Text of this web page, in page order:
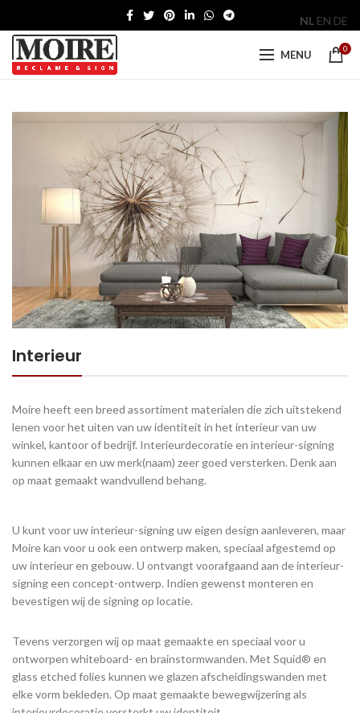
MENU 0
Interieur
Moire heeft een breed assortiment materialen die zich uitstekend
lenen voor het uiten van uw identiteit in het interieur van uw
winkel, kantoor of bedrijf. Interieurdecoratie en interieur-signing
kunnen elkaar en uw merk(naam) zeer goed versterken. Denk aan
op maat gemaakt wandvullend behang.
U kunt voor uw interieur-signing uw eigen design aanleveren, maar
Moire kan voor u ook een ontwerp maken, speciaal afgestemd op
uw interieur en gebouw. U ontvangt voorafgaand aan de interieur-
signing een concept-ontwerp. Indien gewenst monteren en
bevestigen wij de signing op locatie.
Tevens verzorgen wij op maat gemaakte en speciaal voor u
ontworpen whiteboard- en brainstormwanden. Met Squid® en
glass etched folies kunnen we glazen afscheidingswanden met
elke vorm bekleden. Op maat gemaakte bewegwijzering als
NL EN DE